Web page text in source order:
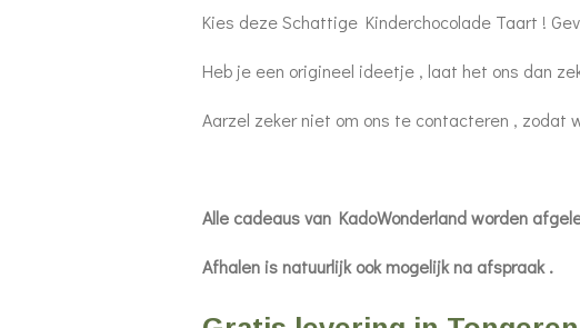
Kies deze Schattige Kinderchocolade Taart !
Heb je een origineel ideetje , laat het ons dan
Aarzel zeker niet om ons te contacteren , zodat
Alle cadeaus van KadoWonderland
Afhalen is natuurlijk ook mogelijk na afspraak .